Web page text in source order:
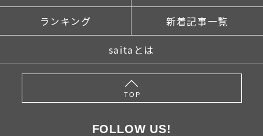
ランキング 新着記事一覧
saitaとは
TOP
FOLLOW US!